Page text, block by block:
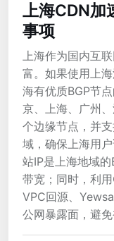
上海CDN加
事项
上海作为国内互
富。如果使用上
海有优质BGP节
京、上海、广州
个边缘节点，并
域，确保上海用
站IP是上海地域
带宽；同时，利
VPC回源、
公网暴露面，避免